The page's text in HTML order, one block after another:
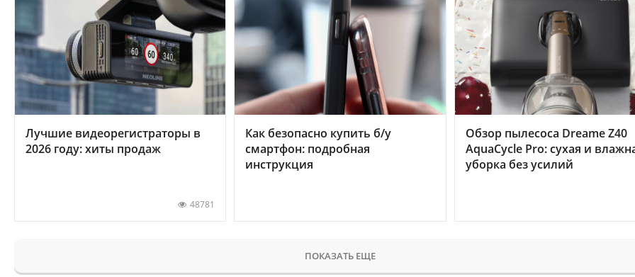
Лучшие видеорегистраторы в
2026 году: хиты продаж
48781
Как безопасно купить б/у
смартфон: подробная
инструкция
Обзор пылесоса Dreame Z40
AquaCycle Pro: сухая и
уборка без усилий
ПОКАЗАТЬ ЕЩЕ